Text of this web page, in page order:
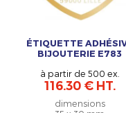
ÉTIQUETTE
BIJOUTERIE E783
à partir de 500 ex.
116.30 € HT.
dimensions